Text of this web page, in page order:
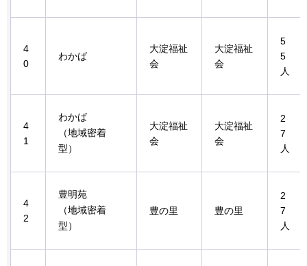
4
0
わかば
大淀福祉
会
大淀福祉
会
5
5
人
4
1
わかば
（地域密着
型）
大淀福祉
会
大淀福祉
会
2
7
人
4
2
豊明苑
（地域密着
型）
豊の里 豊の里
2
7
人